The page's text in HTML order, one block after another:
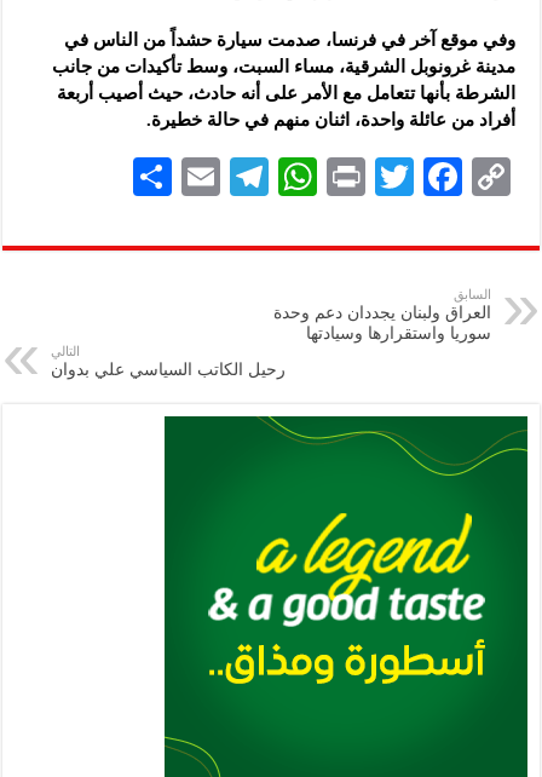
وفي موقع آخر في فرنسا، صدمت سيارة حشداً من الناس في
مدينة غرونوبل الشرقية، مساء السبت، وسط تأكيدات من جانب
الشرطة بأنها تتعامل مع الأمر على أنه حادث، حيث أصيب أربعة
أفراد من عائلة واحدة، اثنان منهم في حالة خطيرة.
C
p
y
Li
k
F
eb
k
T
tt
P
nt
W
at
A
p
p
Te
gr
E
ai
ar
السابق
العراق ولبنان يجددان دعم وحدة
سوريا واستقرارها وسيادتها
التالي
رحيل الكاتب السياسي علي بدوان